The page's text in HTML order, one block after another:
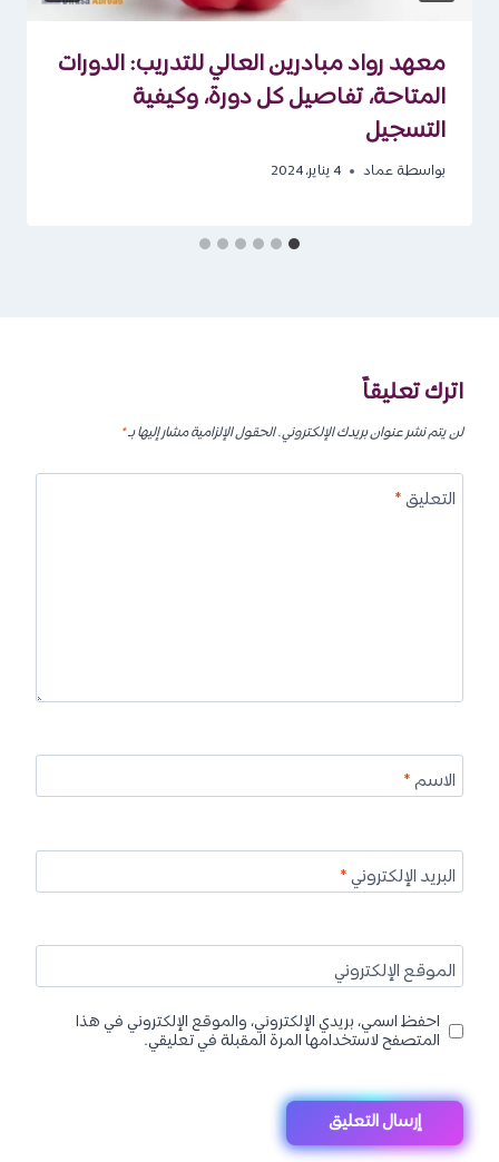
معهد رواد مبادرين العالي للتدريب: الدورات
المتاحة، تفاصيل كل دورة، وكيفية
التسجيل
بواسطة عماد 4 يناير، 2024
اترك تعليقاً
لن يتم نشر عنوان بريدك الإلكتروني.الحقول الإلزامية مشار إليها بـ*
التعليق*
الاسم*
البريد الإلكتروني*
الموقع الإلكتروني
احفظ اسمي، بريدي الإلكتروني، والموقع الإلكتروني في هذا
المتصفح لاستخدامها المرة المقبلة في تعليقي.